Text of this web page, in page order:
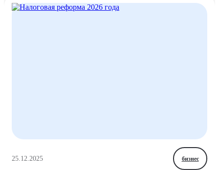
25.12.2025 бизнес